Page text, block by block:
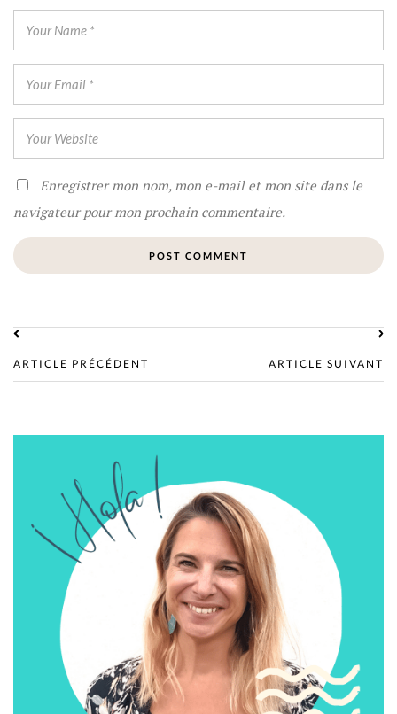
Enregistrer mon nom, mon e-mail et mon site dans le
navigateur pour mon prochain commentaire.
ARTICLE PRÉCÉDENT ARTICLE SUIVANT